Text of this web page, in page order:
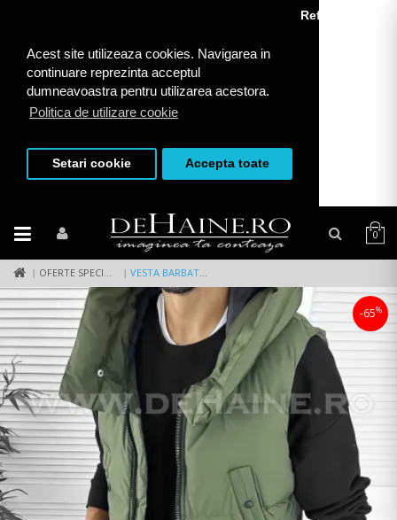
Acest site utilizeaza cookies. Navigarea in
continuare reprezinta acceptul
dumneavoastra pentru utilizarea acestora.
Politica de utilizare cookie
Refuza toate
Setari cookie Accepta toate
0
OFERTE SPECIALE VESTA BARBATI VERDE 1070 Z12
-65%